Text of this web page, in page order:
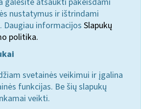
nustatymus ir ištrindami
Daugiau informacijos Slapukų
politika.
svetainės veikimui ir įgalina
funkcijas. Be šių slapukų
veikti.